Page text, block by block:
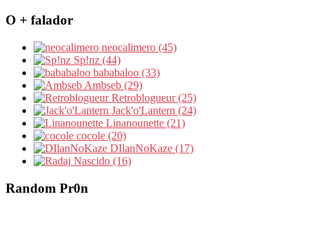
O + falador
neocalimero (45)
Sp!nz (44)
bababaloo (33)
Ambseb (29)
Retroblogueur (25)
Jack'o'Lantern (24)
Linanounette (21)
cocole (20)
DIlanNoKaze (17)
Nascido (16)
Random Pr0n